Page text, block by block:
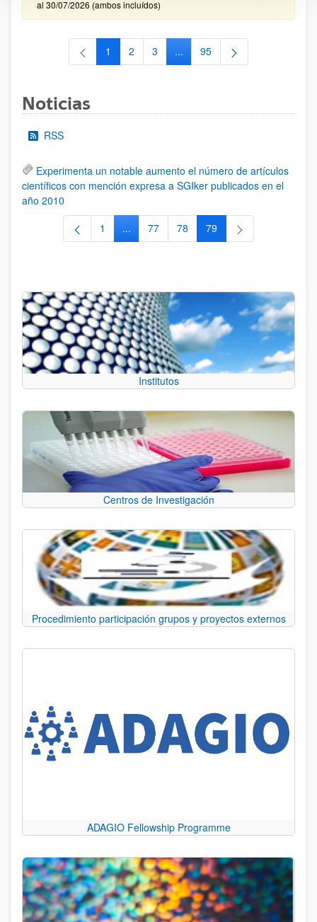
al 30/07/2026 (ambos incluídos)
Página
1 Página
2 Página
3 ...Páginas intermedias Use TAB
Página
95
Noticias
RSS
Experimenta un notable aumento el número de artículos
científicos con mención expresa a SGIker publicados en el
año 2010
Página
1 ...Páginas intermedias Use TAB para
Página
77 Página
78 Página
79
Institutos
Centros de Investigación
Procedimiento participación grupos y proyectos externos
ADAGIO Fellowship Programme